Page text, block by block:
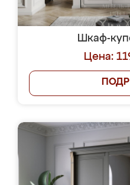
Шкаф-
Цена: